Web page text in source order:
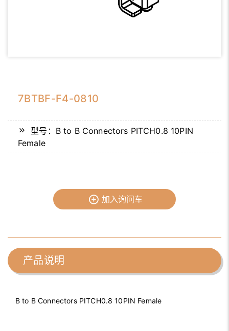
7BTBF-F4-0810
型号：B to B Connectors PITCH0.8 10PIN
Female
加入询问车
产品说明
B to B Connectors PITCH0.8 10PIN Female